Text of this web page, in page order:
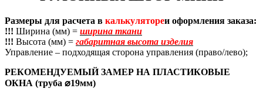
Размеры для расчета в калькулятореи оформления заказа:
!!! Ширина (мм) = ширина ткани
!!! Высота (мм) = габаритная высота изделия
Управление – подходящая сторона управления (право/лево);
РЕКОМЕНДУЕМЫЙ ЗАМЕР НА ПЛАСТИКОВЫЕ
ОКНА (труба ⌀19мм)